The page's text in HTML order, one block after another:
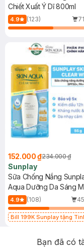
Chiết Xuất Ý Dĩ 800ml
4.9 (123)
152.000 ₫234.000 ₫
Sunplay
Sữa Chống Nắng
Aqua Dưỡng Da Sáng
4.9 (108)
Bill 199K Sunplay tặng
Bạn đã có